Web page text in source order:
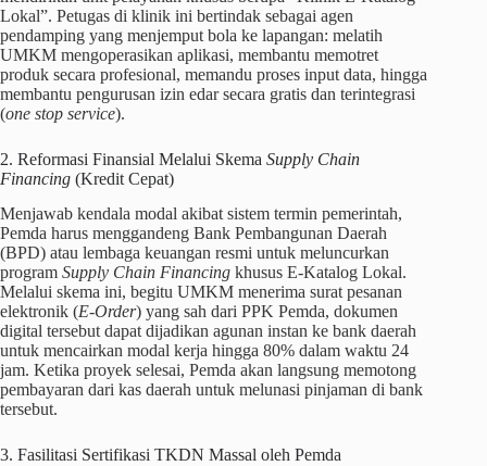
Lokal”. Petugas di klinik ini bertindak sebagai agen
pendamping yang menjemput bola ke lapangan: melatih
UMKM mengoperasikan aplikasi, membantu memotret
produk secara profesional, memandu proses input data, hingga
membantu pengurusan izin edar secara gratis dan terintegrasi
(one stop service).
2. Reformasi Finansial Melalui Skema Supply Chain
Financing (Kredit Cepat)
Menjawab kendala modal akibat sistem termin pemerintah,
Pemda harus menggandeng Bank Pembangunan Daerah
(BPD) atau lembaga keuangan resmi untuk meluncurkan
program Supply Chain Financing khusus E-Katalog Lokal.
Melalui skema ini, begitu UMKM menerima surat pesanan
elektronik (E-Order) yang sah dari PPK Pemda, dokumen
digital tersebut dapat dijadikan agunan instan ke bank daerah
untuk mencairkan modal kerja hingga 80% dalam waktu 24
jam. Ketika proyek selesai, Pemda akan langsung memotong
pembayaran dari kas daerah untuk melunasi pinjaman di bank
tersebut.
3. Fasilitasi Sertifikasi TKDN Massal oleh Pemda